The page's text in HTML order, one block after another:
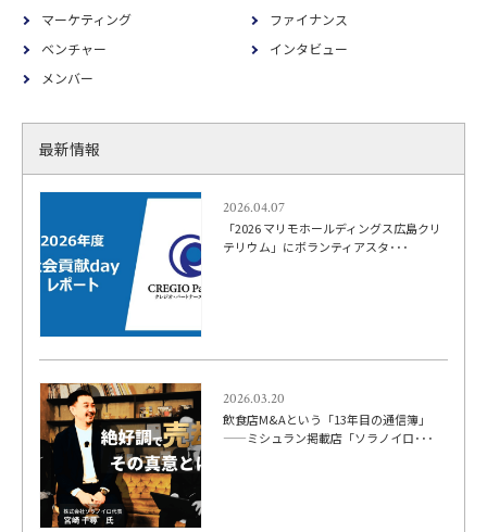
マーケティング
ファイナンス
ベンチャー
インタビュー
メンバー
最新情報
2026.04.07
「2026 マリモホールディングス広島クリ
テリウム」にボランティアスタ･･･
2026.03.20
飲食店M&Aという「13年目の通信簿」
——ミシュラン掲載店「ソラノイロ･･･